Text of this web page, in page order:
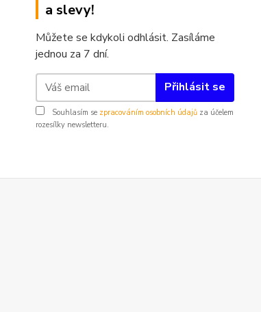
a slevy!
Můžete se kdykoli odhlásit. Zasíláme
jednou za 7 dní.
Přihlásit se
Souhlasím se zpracováním osobních údajů za účelem
rozesílky newsletteru.